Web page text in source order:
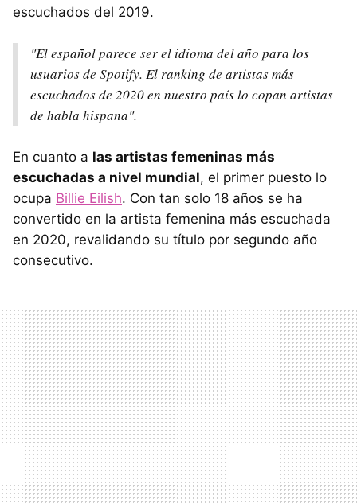
escuchados del 2019.
"El español parece ser el idioma del año para los
usuarios de Spotify. El ranking de artistas más
escuchados de 2020 en nuestro país lo copan artistas
de habla hispana".
En cuanto a las artistas femeninas más
escuchadas a nivel mundial, el primer puesto lo
ocupa Billie Eilish. Con tan solo 18 años se ha
convertido en la artista femenina más escuchada
en 2020, revalidando su título por segundo año
consecutivo.